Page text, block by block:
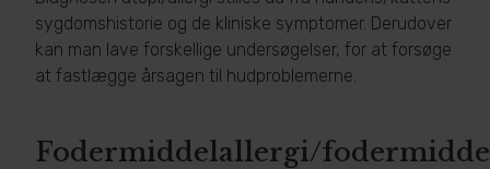
sygdomshistorie og de kliniske symptomer. Derudover
kan man lave forskellige undersøgelser, for at forsøge
at fastlægge årsagen til hudproblemerne.
Fodermiddelallergi/